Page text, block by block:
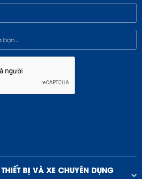
BỊ VÀ XE CHUYÊN DỤNG